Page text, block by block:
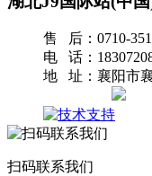
售 后：0710-
电 话：
地 址：襄阳市
扫码联系我们